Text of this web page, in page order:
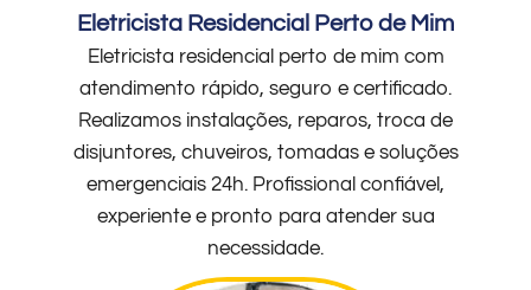
Eletricista Residencial Perto de Mim
Eletricista residencial perto de mim com
atendimento rápido, seguro e certificado.
Realizamos instalações, reparos, troca de
disjuntores, chuveiros, tomadas e soluções
emergenciais 24h. Profissional confiável,
experiente e pronto para atender sua
necessidade.